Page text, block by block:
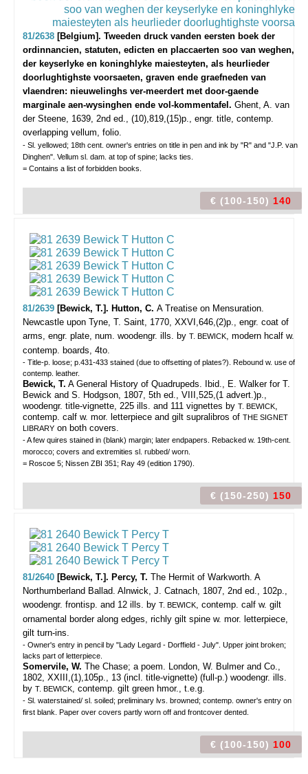
81/2638 [Belgium]. Tweeden druck vanden eersten boek der
ordinnancien, statuten, edicten en placcaerten soo van weghen,
der keyserlyke en koninghlyke maiesteyten, als heurlieder
doorlughtighste voorsaeten, graven ende graefneden van
vlaendren: nieuwelinghs ver-meerdert met door-gaende
marginale aen-wysinghen ende vol-kommentafel. Ghent, A. van
der Steene, 1639, 2nd ed., (10),819,(15)p., engr. title, contemp.
overlapping vellum, folio.
- Sl. yellowed; 18th cent. owner's entries on title in pen and ink by "R" and "J.P. van
Dinghen". Vellum sl. dam. at top of spine; lacks ties.
= Contains a list of forbidden books.
€ (100-150) 140
81/2639 [Bewick, T.]. Hutton, C. A Treatise on Mensuration.
Newcastle upon Tyne, T. Saint, 1770, XXVI,646,(2)p., engr. coat of
arms, engr. plate, num. woodengr. ills. by T. BEWICK, modern hcalf w.
contemp. boards, 4to.
- Title-p. loose; p.431-433 stained (due to offsetting of plates?). Rebound w. use of
contemp. leather.
Bewick, T. A General History of Quadrupeds. Ibid., E. Walker for T.
Bewick and S. Hodgson, 1807, 5th ed., VIII,525,(1 advert.)p.,
woodengr. title-vignette, 225 ills. and 111 vignettes by T. BEWICK,
contemp. calf w. mor. letterpiece and gilt supralibros of THE SIGNET
LIBRARY on both covers.
- A few quires stained in (blank) margin; later endpapers. Rebacked w. 19th-cent.
morocco; covers and extremities sl. rubbed/ worn.
= Roscoe 5; Nissen ZBI 351; Ray 49 (edition 1790).
€ (150-250) 150
81/2640 [Bewick, T.]. Percy, T. The Hermit of Warkworth. A
Northumberland Ballad. Alnwick, J. Catnach, 1807, 2nd ed., 102p.,
woodengr. frontisp. and 12 ills. by T. BEWICK, contemp. calf w. gilt
ornamental border along edges, richly gilt spine w. mor. letterpiece,
gilt turn-ins.
- Owner's entry in pencil by "Lady Legard - Dorffield - July". Upper joint broken;
lacks part of letterpiece.
Somervile, W. The Chase; a poem. London, W. Bulmer and Co.,
1802, XXIII,(1),105p., 13 (incl. title-vignette) (full-p.) woodengr. ills.
by T. BEWICK, contemp. gilt green hmor., t.e.g.
- Sl. waterstained/ sl. soiled; preliminary lvs. browned; contemp. owner's entry on
first blank. Paper over covers partly worn off and frontcover dented.
€ (100-150) 100